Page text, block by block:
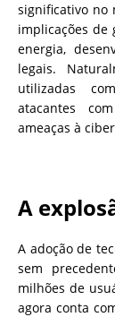
significativo no
implicações de
energia,
legais.
utilizadas
atacantes
ameaças à
A
A adoção de
sem
milhões de
agora conta